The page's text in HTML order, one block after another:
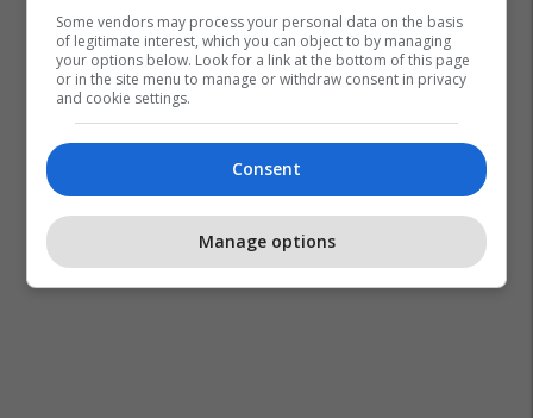
Some vendors may process your personal data on the basis
of legitimate interest, which you can object to by managing
your options below. Look for a link at the bottom of this page
or in the site menu to manage or withdraw consent in privacy
and cookie settings.
Consent
Manage options